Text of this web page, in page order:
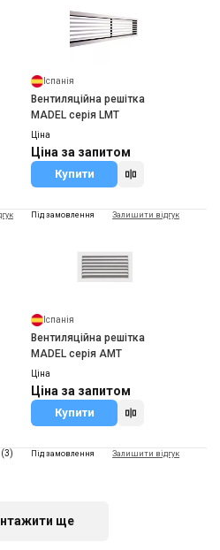
Іспанія
Вентиляційна решітка
MADEL серія LMT
Ціна
Ціна за запитом
Купити
Під замовлення Залишити відгук
Іспанія
Вентиляційна решітка
MADEL серія AMT
Ціна
Ціна за запитом
Купити
(3) Під замовлення Залишити відгук
ще